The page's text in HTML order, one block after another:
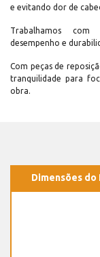
e evitando dor de
Trabalhamos com
desempenho e
Com peças de
tranquilidade para
obra.
Dimensões do